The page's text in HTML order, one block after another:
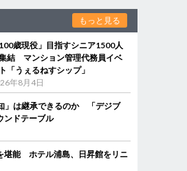
もっと見る
100歳現役」目指すシニア1500人
結 マンション管理代務員イベ
「うぇるねすシップ」
年8月4日
」は継承できるのか 「デジブ
ンドテーブル
堪能 ホテル浦島、日昇館をリニ